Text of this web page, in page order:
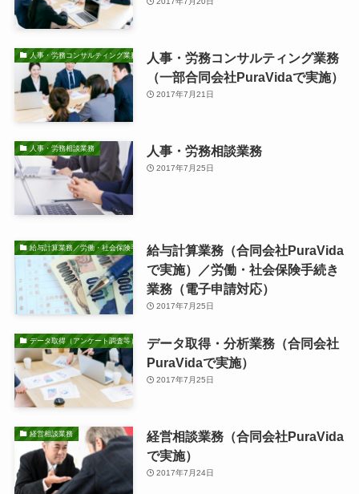
人事・労務コンサルティング業務
人事・労務コンサルティング業務
（一部合同会社PuraVidaで実施）
2017年7月21日
人事・労務相談業務 人事・労務相談業務
2017年7月25日
給与計算業務／労働・社会保険手続き業務給与計算業務（合同会社PuraVida
で実施）／労働・社会保険手続き
業務（電子申請対応）
2017年7月25日
データ取得（アンケート調査等）・分析業務データ取得・分析業務（合同会社
PuraVidaで実施）
2017年7月25日
経営相談業務
経営相談業務（合同会社PuraVida
で実施）
2017年7月24日